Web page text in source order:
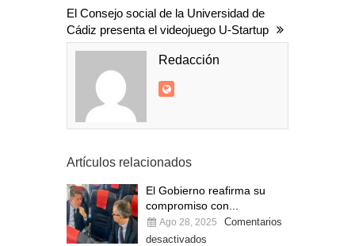
El Consejo social de la Universidad de
Cádiz presenta el videojuego U-Startup
Redacción
Artículos relacionados
El Gobierno reafirma su
compromiso con...
Ago 28, 2025
Comentarios
desactivados